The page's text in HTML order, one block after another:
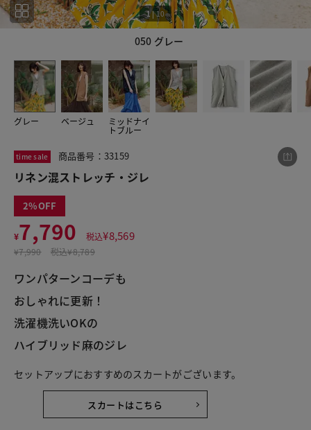
050 グレー
1|10
グレー ベージュ ミッドナイ
トブルー
1 10
time sale 商品番号：33159
リネン混ストレッチ・ジレ
2
¥7,790 税込¥8,569
¥7,990 税込¥8,789
ワンパターンコーデも
おしゃれに更新！
洗濯機洗いOKの
ハイブリッド麻のジレ
セットアップにおすすめのスカートがございます。
スカートはこちら
この商品をシェアする